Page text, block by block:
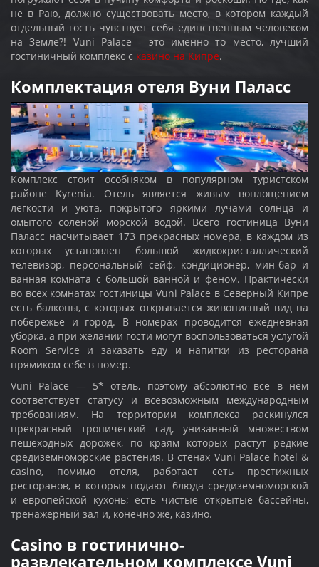
не в Раю, должно существовать место, в котором каждый
отдельный гость чувствует себя единственным человеком
на Земле?! Vuni Palace - это именно то место, лучший
гостиничный комплекс с казино на Кипре.
Комплектация отеля Вуни Паласс
Комплекс стоит особняком в популярном туристском
районе Kyrenia. Отель является живым воплощением
легкости и уюта, покрытого яркими лучами солнца и
омытого соленой морской водой. Всего гостиница Вуни
Паласс насчитывает 173 прекрасных номера, в каждом из
которых установлен большой жидкокристаллический
телевизор, персональный сейф, кондиционер, мин-бар и
ванная комната с большой ванной и феном. Практически
во всех комнатах гостиницы Vuni Palace в Северный Кипре
есть балконы, с которых открывается живописный вид на
побережье и город. В номерах проводится ежедневная
уборка, а при желании гости могут воспользоваться услугой
Room Service и заказать еду и напитки из ресторана
прямиком себе в номер.
Vuni Palace — 5* отель, поэтому абсолютно все в нем
соответствует статусу и всевозможным международным
требованиям. На территории комплекса раскинулся
прекрасный тропический сад, унизанный множеством
пешеходных дорожек, по краям которых растут редкие
средиземноморские растения. В стенах Vuni Palace hotel &
casino, помимо отеля, работает сеть престижных
ресторанов, в которых подают блюда средиземноморской
и европейской кухонь; есть чистые открытые бассейны,
тренажерный зал и, конечно же, казино.
Casino в гостинично-
развлекательном комплексе Vuni